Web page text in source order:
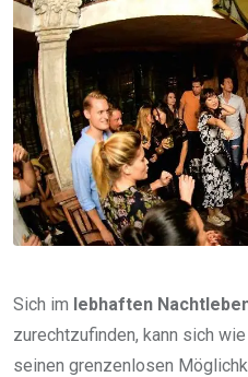
Sich im lebhaften
zurechtzufinden, kann sich
seinen grenzenlosen